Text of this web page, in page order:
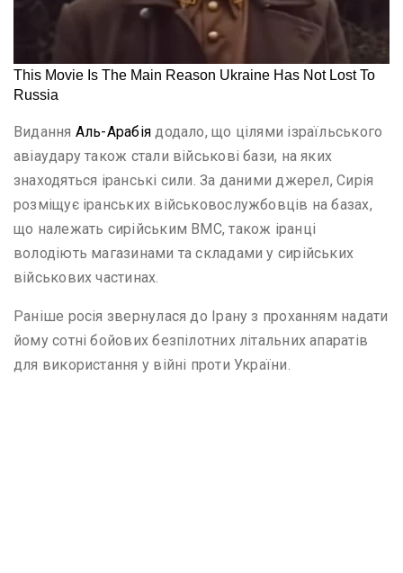
Видання Аль-Арабія додало, що цілями ізраїльського
авіаудару також стали військові бази, на яких
знаходяться іранські сили. За даними джерел, Сирія
розміщує іранських військовослужбовців на базах,
що належать сирійським ВМС, також іранці
володіють магазинами та складами у сирійських
військових частинах.
Раніше росія звернулася до Ірану з проханням надати
йому сотні бойових безпілотних літальних апаратів
для використання у війні проти України.